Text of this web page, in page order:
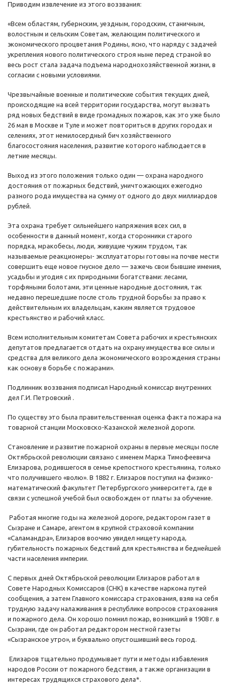
Приводим извлечение из этого воззвания:
«Всем областям, губернским, уездным, городским, станичным,
волостным и сельским Советам, желающим политического и
экономического процветания Родины, ясно, что наряду с задачей
укрепления нового политического строя ныне перед страной во
весь рост стала задача подъема народнохозяйственной жизни, в
согласии с новыми условиями.
Чрезвычайные военные и политические события текущих дней,
происходящие на всей территории государства, могут вызвать
ряд новых бедствий в виде громадных пожаров, как это уже было
26 мая в Москве и Туле и может повториться в других городах и
селениях, этот немилосердный бич хозяйственного
благосостояния населения, развитие которого наблюдается в
летние месяцы.
Выход из этого положения только один — охрана народного
достояния от пожарных бедствий, уничтожающих ежегодно
разного рода имущества на сумму от одного до двух миллиардов
рублей.
Эта охрана требует сильнейшего напряжения всех сил, в
особенности в данный момент, когда сторонники старого
порядка, мракобесы, люди, живущие чужим трудом, так
называемые реакционеры- эксплуататоры готовы на почве мести
совершить еще новое гнусное дело — зажечь свои бывшие имения,
усадьбы и угодия с их природными богатствами: лесами,
торфяными болотами, эти ценные народные достояния, так
недавно перешедшие после столь трудной борьбы за право к
действительным их владельцам, каким является трудовое
крестьянство и рабочий класс.
Всем исполнительным комитетам Совета рабочих и крестьянских
депутатов предлагается отдать на охрану имущества все силы и
средства для великого дела экономического возрождения страны
как основу в борьбе с пожарами».
Подлинник воззвания подписал Народный комиссар внутренних
дел Г.И. Петровский .
По существу это была правительственная оценка факта пожара на
товарной станции Московско-Казанской железной дороги.
Становление и развитие пожарной охраны в первые месяцы после
Октябрьской революции связано с именем Марка Тимофеевича
Елизарова, родившегося в семье крепостного крестьянина, только
что получившего «волю». В 1882 г. Елизаров поступил на физико-
математический факультет Петербургского университета, где в
связи с успешной учебой был освобожден от платы за обучение.
Работая многие годы на железной дороге, редактором газет в
Сызране и Самаре, агентом в крупной страховой компании
«Саламандра», Елизаров воочию увидел нищету народа,
губительность пожарных бедствий для крестьянства и беднейшей
части населения империи.
С первых дней Октябрьской революции Елизаров работал в
Совете Народных Комиссаров (СНК) в качестве наркома путей
сообщения, а затем Главного комиссара страхования, взяв на себя
трудную задачу налаживания в республике вопросов страхования
и пожарного дела. Он хорошо помнил пожар, возникший в 1908 г. в
Сызрани, где он работал редактором местной газеты
«Сызранское утро», и буквально опустошивший весь город.
Елизаров тщательно продумывает пути и методы избавления
народов России от пожарного бедствия, а также организации в
интересах трудящихся страхового дела*.